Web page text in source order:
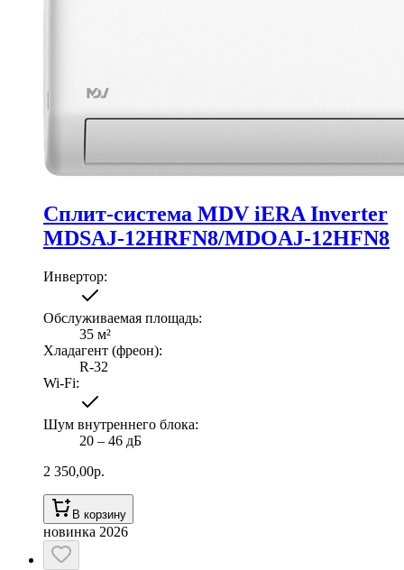
Сплит-система MDV iERA Inverter
MDSAJ-12HRFN8/MDOAJ-12HFN8
Инвертор:
Обслуживаемая площадь:
35 м²
Хладагент (фреон):
R-32
Wi-Fi:
Шум внутреннего блока:
20 ‒ 46 дБ
2 350,00р.
В корзину
новинка 2026